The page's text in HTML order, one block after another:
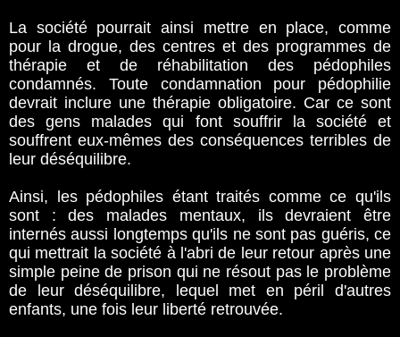
La société pourrait ainsi mettre en place, comme
pour la drogue, des centres et des programmes de
thérapie et de réhabilitation des pédophiles
condamnés. Toute condamnation pour pédophilie
devrait inclure une thérapie obligatoire. Car ce sont
des gens malades qui font souffrir la société et
souffrent eux-mêmes des conséquences terribles de
leur déséquilibre.
Ainsi, les pédophiles étant traités comme ce qu'ils
sont : des malades mentaux, ils devraient être
internés aussi longtemps qu'ils ne sont pas guéris, ce
qui mettrait la société à l'abri de leur retour après une
simple peine de prison qui ne résout pas le problème
de leur déséquilibre, lequel met en péril d'autres
enfants, une fois leur liberté retrouvée.